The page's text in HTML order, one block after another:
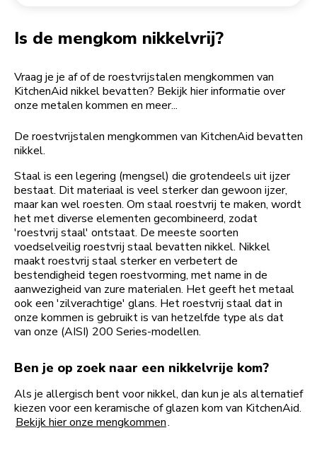
Is de mengkom nikkelvrij?
Vraag je je af of de roestvrijstalen mengkommen van
KitchenAid nikkel bevatten? Bekijk hier informatie over
onze metalen kommen en meer...
De roestvrijstalen mengkommen van KitchenAid bevatten
nikkel.
Staal is een legering (mengsel) die grotendeels uit ijzer
bestaat. Dit materiaal is veel sterker dan gewoon ijzer,
maar kan wel roesten. Om staal roestvrij te maken, wordt
het met diverse elementen gecombineerd, zodat
'roestvrij staal' ontstaat. De meeste soorten
voedselveilig roestvrij staal bevatten nikkel. Nikkel
maakt roestvrij staal sterker en verbetert de
bestendigheid tegen roestvorming, met name in de
aanwezigheid van zure materialen. Het geeft het metaal
ook een 'zilverachtige' glans. Het roestvrij staal dat in
onze kommen is gebruikt is van hetzelfde type als dat
van onze (AISI) 200 Series-modellen.
Ben je op zoek naar een nikkelvrije kom?
Als je allergisch bent voor nikkel, dan kun je als alternatief
kiezen voor een keramische of glazen kom van KitchenAid.
Bekijk hier onze mengkommen.